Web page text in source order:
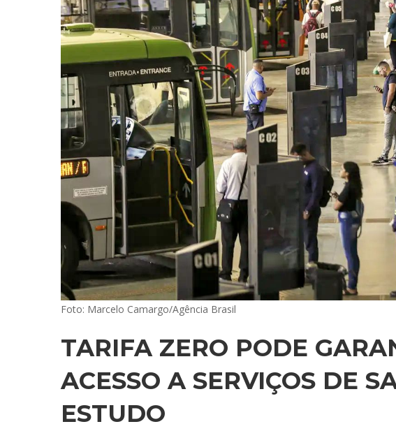
Foto: Marcelo Camargo/Agência Brasil
TARIFA ZERO PODE
ACESSO A SERVIÇOS DE
ESTUDO